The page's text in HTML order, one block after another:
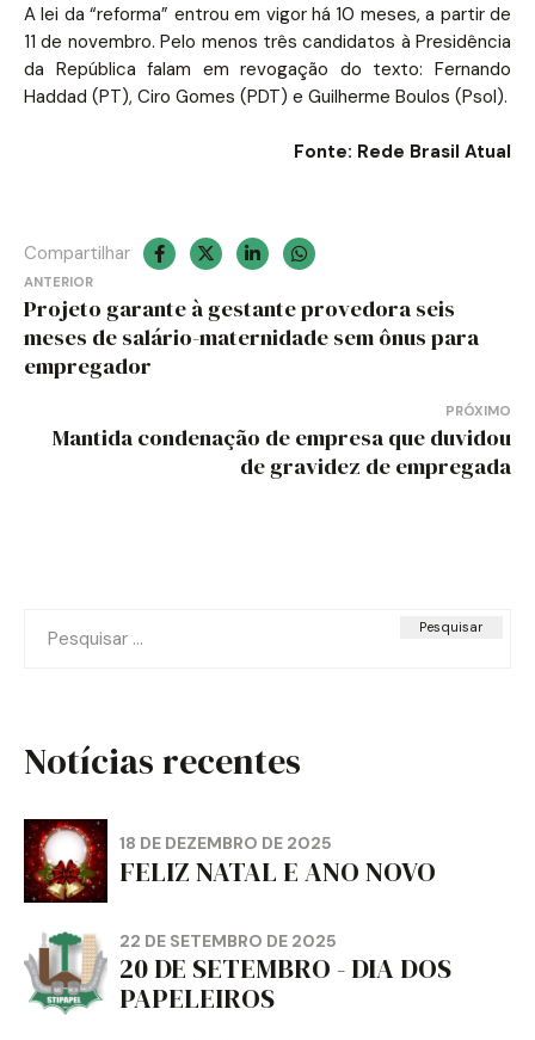
A lei da “reforma” entrou em vigor há 10 meses, a partir de
11 de novembro. Pelo menos três candidatos à Presidência
da República falam em revogação do texto: Fernando
Haddad (PT), Ciro Gomes (PDT) e Guilherme Boulos (Psol).
Fonte: Rede Brasil Atual
Compartilhar
Navegação
de
ANTERIOR
Projeto garante à gestante provedora seis
meses de salário-maternidade sem ônus para
empregador
PRÓXIMO
Mantida condenação de empresa que duvidou
de gravidez de empregada
por:
Notícias recentes
18 DE DEZEMBRO DE 2025
FELIZ NATAL E ANO NOVO
22 DE SETEMBRO DE 2025
20 DE SETEMBRO - DIA DOS
PAPELEIROS